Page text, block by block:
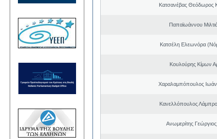
Κατσανέβας Θεόδωρος
Παπαϊωάννου
Κατσέλη Ελεωνόρα
Κουλούρης Κίμων
Χαραλαμπόπουλος
Κανελλόπουλος
Ανωμερίτης